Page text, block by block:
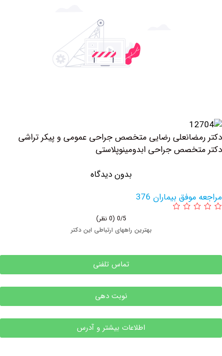
رضایی متخصص جراحی عمومی و پیکر تراشی
جراحی ابدومینوپلاستی
بدون دیدگاه
بیماران 376
بهترین راههای ارتباطی این دکتر
تماس تلفنی
نوبت دهی
اطلاعات بیشتر و آدرس